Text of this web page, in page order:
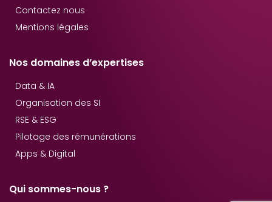
Contactez nous
Mentions légales
Nos domaines d’expertises
Data & IA
Organisation des SI
RSE & ESG
Pilotage des rémunérations
Apps & Digital
Qui sommes-nous ?